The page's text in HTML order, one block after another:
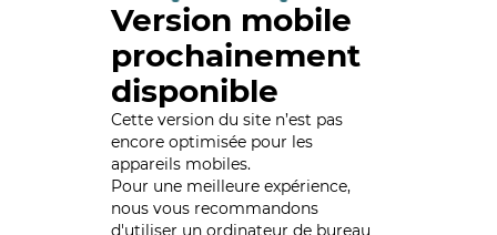
Version mobile
prochainement
disponible
Cette version du site n’est pas
encore optimisée pour les
appareils mobiles.
Pour une meilleure expérience,
nous vous recommandons
d'utiliser un ordinateur de bureau